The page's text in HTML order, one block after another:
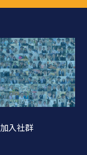
加入社群